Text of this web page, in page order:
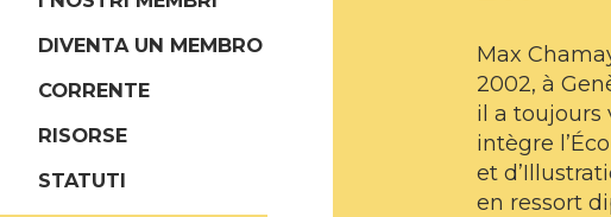
DIVENTA UN MEMBRO
CORRENTE
RISORSE
STATUTI
Max
2002, à
il a toujours
intègre
et
en ressort